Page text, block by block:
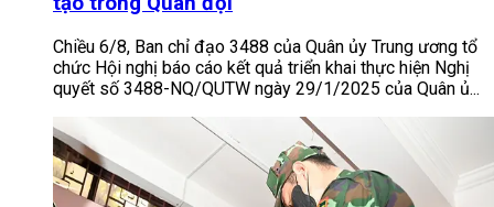
Chiều 6/8, Ban chỉ đạo 3488 của Quân ủy Trung ương tổ
chức Hội nghị báo cáo kết quả triển khai thực hiện Nghị
quyết số 3488-NQ/QUTW ngày 29/1/2025 của Quân ủ...